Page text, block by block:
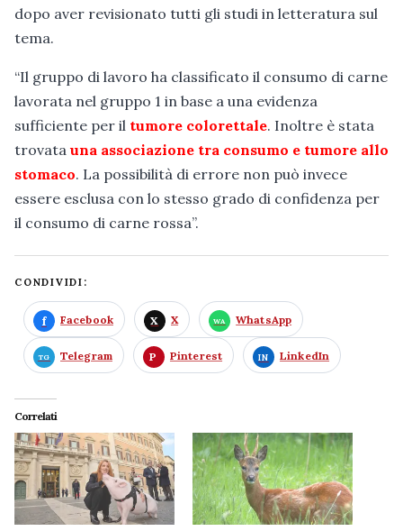
dopo aver revisionato tutti gli studi in letteratura sul
tema.
“Il gruppo di lavoro ha classificato il consumo di carne
lavorata nel gruppo 1 in base a una evidenza
sufficiente per il tumore colorettale. Inoltre è stata
trovatauna associazione tra consumo e tumore allo
stomaco. La possibilità di errore non può invece
essere esclusa con lo stesso grado di confidenza per
il consumo di carne rossa”.
CONDIVIDI:
Facebook X WhatsApp
Telegram Pinterest LinkedIn
Correlati